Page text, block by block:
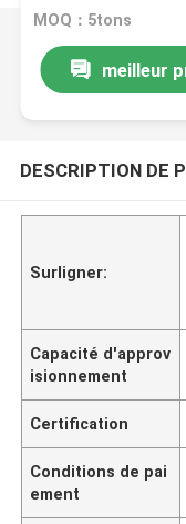
MOQ：5tons
meilleur
DESCRIPTION DE
Surligner:
Capacité d'approv
isionnement
Certification
Conditions de pai
ement